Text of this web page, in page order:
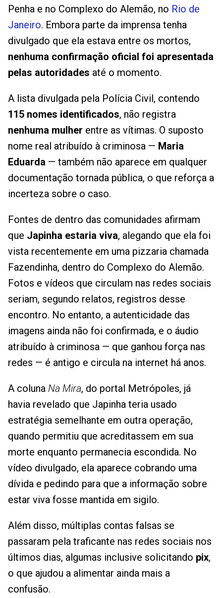
Penha e no Complexo do Alemão, no Rio de
Janeiro. Embora parte da imprensa tenha
divulgado que ela estava entre os mortos,
nenhuma confirmação oficial foi apresentada
pelas autoridades até o momento.
A lista divulgada pela Polícia Civil, contendo
115 nomes identificados, não registra
nenhuma mulher entre as vítimas. O suposto
nome real atribuído à criminosa — Maria
Eduarda — também não aparece em qualquer
documentação tornada pública, o que reforça a
incerteza sobre o caso.
Fontes de dentro das comunidades afirmam
que Japinha estaria viva, alegando que ela foi
vista recentemente em uma pizzaria chamada
Fazendinha, dentro do Complexo do Alemão.
Fotos e vídeos que circulam nas redes sociais
seriam, segundo relatos, registros desse
encontro. No entanto, a autenticidade das
imagens ainda não foi confirmada, e o áudio
atribuído à criminosa — que ganhou força nas
redes — é antigo e circula na internet há anos.
A coluna Na Mira, do portal Metrópoles, já
havia revelado que Japinha teria usado
estratégia semelhante em outra operação,
quando permitiu que acreditassem em sua
morte enquanto permanecia escondida. No
vídeo divulgado, ela aparece cobrando uma
dívida e pedindo para que a informação sobre
estar viva fosse mantida em sigilo.
Além disso, múltiplas contas falsas se
passaram pela traficante nas redes sociais nos
últimos dias, algumas inclusive solicitando pix,
o que ajudou a alimentar ainda mais a
confusão.